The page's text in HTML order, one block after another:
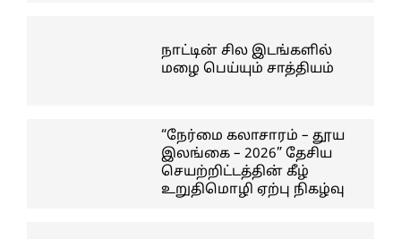
நாட்டின் சில இடங்களில்
மழை பெய்யும் சாத்தியம்
“நேர்மை கலாசாரம் – தூய
இலங்கை – 2026” தேசிய
செயற்றிட்டத்தின் கீழ்
உறுதிமொழி ஏற்பு நிகழ்வு